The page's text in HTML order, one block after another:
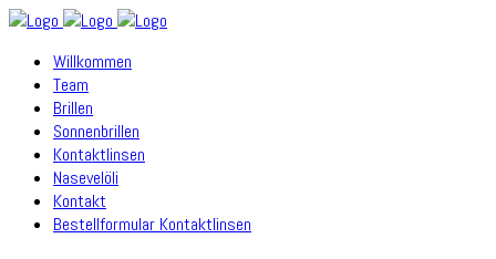
Willkommen
Team
Brillen
Sonnenbrillen
Kontaktlinsen
Nasevelöli
Kontakt
Bestellformular Kontaktlinsen